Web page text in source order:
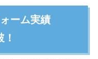
ーム実績